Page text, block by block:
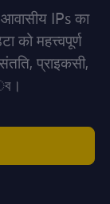
IPs का
को महत्त्वपूर्ण
प्राइकसी,